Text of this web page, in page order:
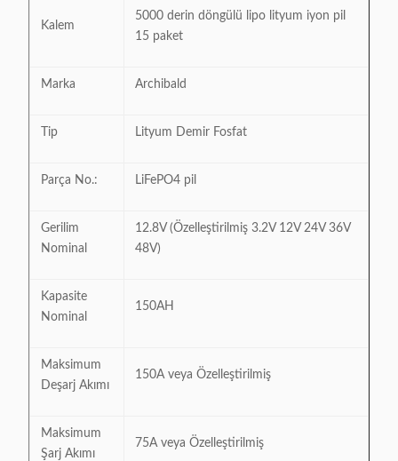
Kalem
5000 derin döngülü lipo lityum iyon pil
15 paket
Marka Archibald
Tip Lityum Demir Fosfat
Parça No.: LiFePO4 pil
Gerilim
Nominal
12.8V (Özelleştirilmiş 3.2V 12V 24V 36V
48V)
Kapasite
Nominal
150AH
Maksimum
Deşarj Akımı
150A veya Özelleştirilmiş
Maksimum
Şarj Akımı
75A veya Özelleştirilmiş